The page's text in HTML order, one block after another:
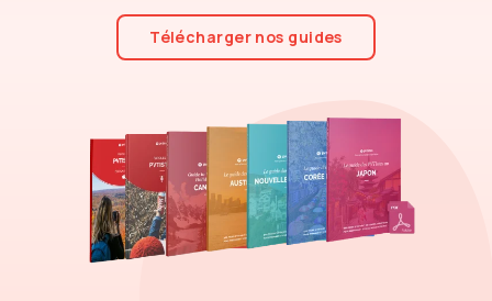
Télécharger nos guides